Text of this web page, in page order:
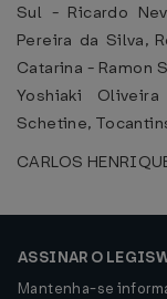
Sul - Ricardo
Pereira da Silva,
Catarina - Ramon
Yoshiaki
Schetine,
CARLOS
ASSINAR O
Mantenha-se